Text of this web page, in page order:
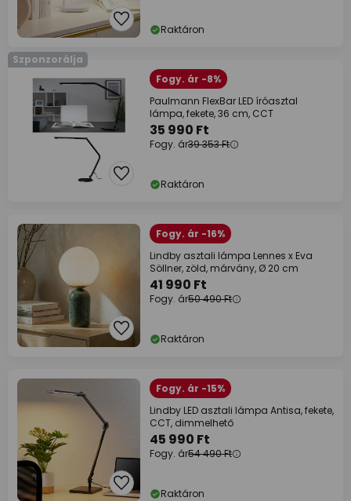
Raktáron
Szponzorálja
Fogy. ár -8%
Paulmann FlexBar LED íróasztal
lámpa, fekete, 36 cm, CCT
35 990 Ft
Fogy. ár39 353 Ft
Raktáron
Fogy. ár -16%
Lindby asztali lámpa Lennes x Eva
Söllner, zöld, márvány, Ø 20 cm
41 990 Ft
Fogy. ár50 490 Ft
Raktáron
Fogy. ár -15%
Lindby LED asztali lámpa Antisa, fekete,
CCT, dimmelhető
45 990 Ft
Fogy. ár54 490 Ft
Raktáron